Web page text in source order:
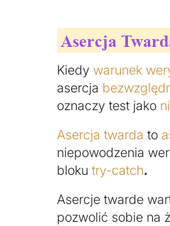
Asercja
Kiedy warunek
asercja
oznaczy test jako
Asercja twarda to
niepowodzenia
bloku try-catch.
Asercje twarde
pozwolić sobie na